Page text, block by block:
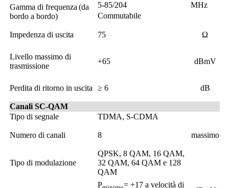
Gamma di frequenza(da
bordo a bordo)
5-85/204
MHz
Commutabile
Impedenza di uscita 75 Ω
Livello massimo di
trasmissione
+65 dBmV
Perdita di ritorno in uscita ≥ 6 dB
Canali SC-QAM
Tipo di segnale
TDMA, S-CDMA
Numero di canali 8 massimo
Tipo di modulazione
QPSK, 8 QAM, 16 QAM,
32 QAM, 64 QAM e 128
QAM
P
= +17 a velocità di